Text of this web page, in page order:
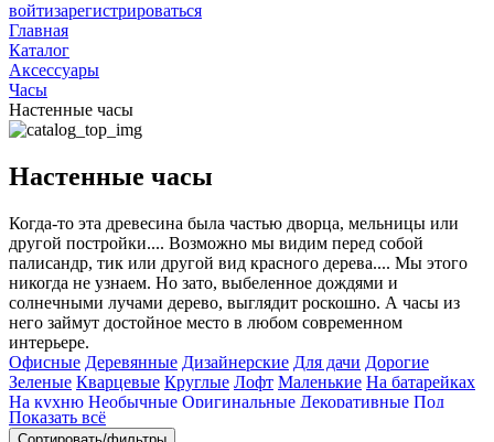
войтизарегистрироваться
Главная
Каталог
Аксессуары
Часы
Настенные часы
Настенные часы
Когда-то эта древесина была частью дворца, мельницы или
другой постройки.... Возможно мы видим перед собой
палисандр, тик или другой вид красного дерева.... Мы этого
никогда не узнаем. Но зато, выбеленное дождями и
солнечными лучами дерево, выглядит роскошно. А часы из
него займут достойное место в любом современном
интерьере.
Офисные Деревянные Дизайнерские Для дачи Дорогие
Зеленые Кварцевые Круглые Лофт Маленькие На батарейках
На кухню Необычные Оригинальные Декоративные Под
старину Подарочные
Показать всё